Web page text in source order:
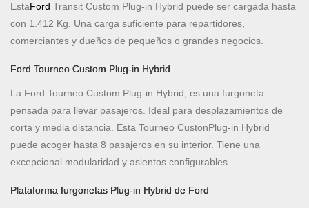
EstaFord Transit Custom Plug-in Hybrid puede ser cargada hasta
con 1.412 Kg. Una carga suficiente para repartidores,
comerciantes y dueños de pequeños o grandes negocios.
Ford Tourneo Custom Plug-in Hybrid
La Ford Tourneo Custom Plug-in Hybrid, es una furgoneta
pensada para llevar pasajeros. Ideal para desplazamientos de
corta y media distancia. Esta Tourneo CustonPlug-in Hybrid
puede acoger hasta 8 pasajeros en su interior. Tiene una
excepcional modularidad y asientos configurables.
Plataforma furgonetas Plug-in Hybrid de Ford